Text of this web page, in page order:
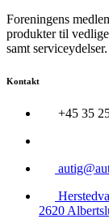
Foreningens
produkter til
samt serviceydelser.
Kontakt
+45 35
2620